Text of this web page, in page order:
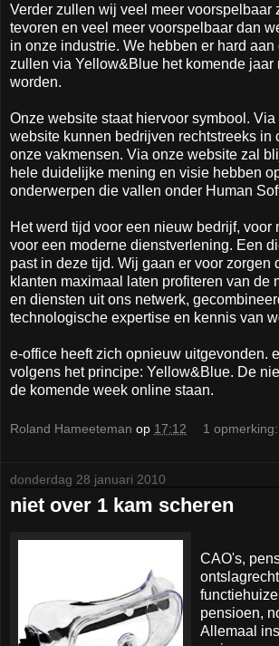
Verder zullen wij veel meer voorspelbaar
tevoren en veel meer voorspelbaar dan
in onze industrie. We hebben er hard
zullen via Yellow&Blue het komende jaar
worden.
Onze website staat hiervoor symbool.
website kunnen bedrijven rechtstreeks in
onze vakmensen. Via onze website zal
hele duidelijke mening en visie hebben
onderwerpen die vallen onder Human
Het werd tijd voor een nieuw bedrijf, voor
voor een moderne dienstverlening. Een
past in deze tijd. Wij gaan er voor zorgen
klanten maximaal laten profiteren van de
en diensten uit ons netwerk,
technologische expertise en kennis van
e-office heeft zich opnieuw uitgevonden.
volgens het principe: Yellow&Blue. De
de komende week online staan.
Roland Hameeteman op 17:12 1 opmerking:
donderdag 28 januari 2010
niet over 1 kam scheren
CAO's,
pensioen,
Allemaal